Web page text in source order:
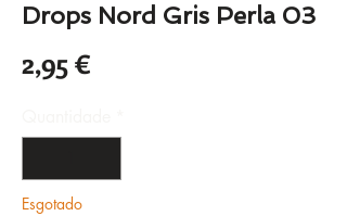
Drops Nord Gris Perla 03
2,95 €
Esgotado